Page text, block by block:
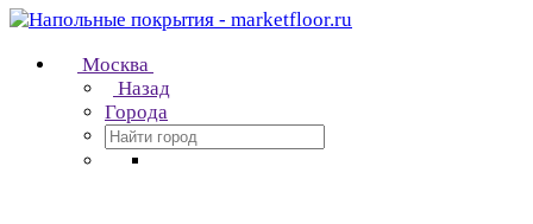
Москва
Назад
Города